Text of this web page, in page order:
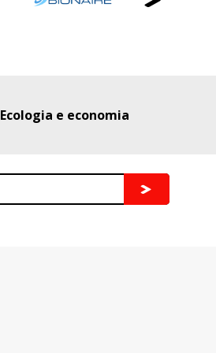
Ecologia e economia